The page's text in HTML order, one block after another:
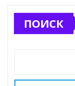
n
o
ss
at
s
p
e
ПОИСК